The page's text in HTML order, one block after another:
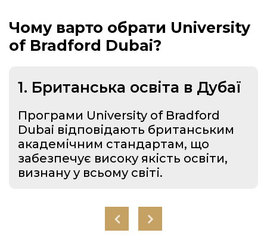
Чому варто обрати University
of Bradford Dubai?
1. Британська освіта в Дубаї
Програми University of Bradford
Dubai відповідають британським
академічним стандартам, що
забезпечує високу якість освіти,
визнану у всьому світі.